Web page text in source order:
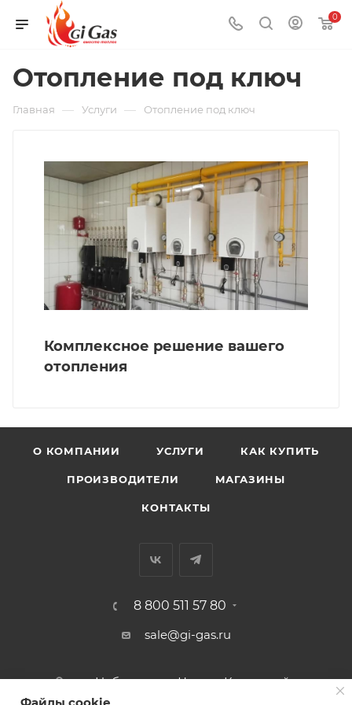
0
Отопление под ключ
Главная — Услуги — Отопление под ключ
Комплексное решение вашего
отопления
О КОМПАНИИ УСЛУГИ КАК КУПИТЬ
ПРОИЗВОДИТЕЛИ МАГАЗИНЫ
КОНТАКТЫ
8 800 511 57 80
sale@gi-gas.ru
г. Набережные Челны, Казанский